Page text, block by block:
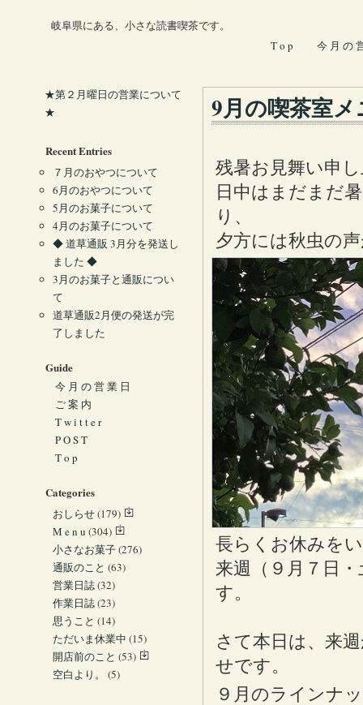
岐阜県にある、小さな読書喫茶です。
T o p
今 月 の
9月の喫茶室
残暑お見舞い申
日中はまだまだ
り、
夕方には秋虫の
長らくお休みを
来週（９月７日
す。
さて本日は、来
せです。
９月のラインナ
★第２月曜日の営業について
★
Recent Entries
７月のおやつについて
6月のおやつについて
5月のお菓子について
4月のお菓子について
◆ 道草通販 3月分を発送し
ました ◆
3月のお菓子と通販につい
て
道草通販2月便の発送が完
了しました
Guide
今 月 の 営 業 日
ご 案 内
T w i t t e r
P O S T
T o p
Categories
おしらせ(179)
M e n u (304)
小さなお菓子(276)
通販のこと (63)
営業日誌(32)
作業日誌(23)
思うこと (14)
ただいま休業中 (15)
開店前のこと (53)
空白より。
(5)